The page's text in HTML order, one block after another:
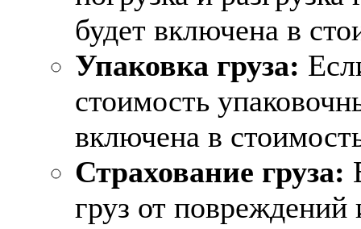
будет включена в
Упаковка груза:
стоимость
включена в
Страхование груза:
груз от